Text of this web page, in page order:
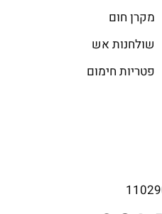
מקרן חום
שולחנות אש
פטריות חימום